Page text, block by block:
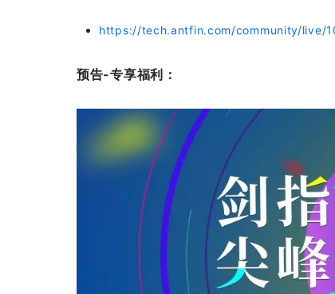
https://tech.antfin.com/community/live/
预告-专享福利：